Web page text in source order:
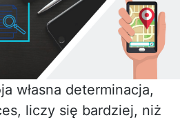
własna determinacja,
liczy się bardziej, niż